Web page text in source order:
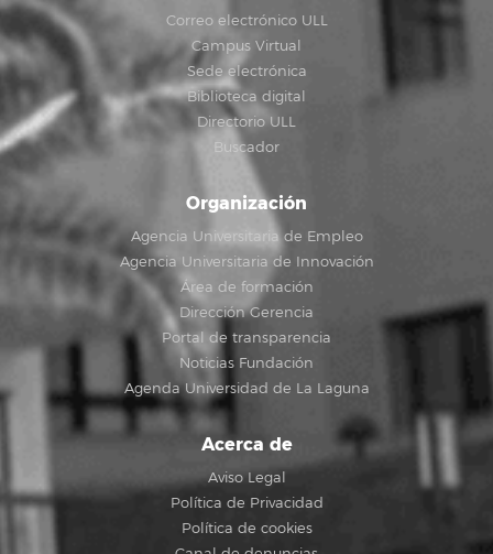
Correo electrónico ULL
Campus Virtual
Sede electrónica
Biblioteca digital
Directorio ULL
Buscador
Organización
Agencia Universitaria de Empleo
Agencia Universitaria de Innovación
Área de formación
Dirección Gerencia
Portal de transparencia
Noticias Fundación
Agenda Universidad de La Laguna
Acerca de
Aviso Legal
Política de Privacidad
Política de cookies